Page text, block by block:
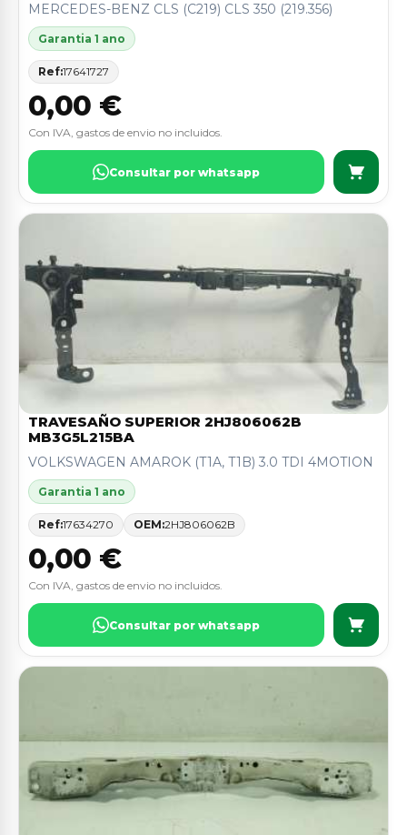
MERCEDES-BENZ CLS (C219) CLS 350 (219.356)
Garantia 1 ano
Ref:17641727
0,00 €
Con IVA, gastos de envio no incluidos.
Consultar por whatsapp
TRAVESAÑO SUPERIOR 2HJ806062B
MB3G5L215BA
VOLKSWAGEN AMAROK (T1A, T1B) 3.0 TDI 4MOTION
Garantia 1 ano
Ref:17634270 OEM:2HJ806062B
0,00 €
Con IVA, gastos de envio no incluidos.
Consultar por whatsapp